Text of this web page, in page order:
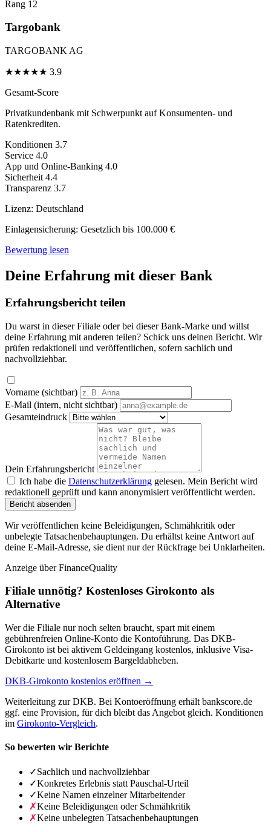
Rang 12
Targobank
TARGOBANK AG
★★★★★ 3.9
Gesamt-Score
Privatkundenbank mit Schwerpunkt auf Konsumenten- und
Ratenkrediten.
Konditionen 3.7
Service 4.0
App und Online-Banking 4.0
Sicherheit 4.4
Transparenz 3.7
Lizenz: Deutschland
Einlagensicherung: Gesetzlich bis 100.000 €
Bewertung lesen
Deine Erfahrung mit dieser Bank
Erfahrungsbericht teilen
Du warst in dieser Filiale oder bei dieser Bank-Marke und willst
deine Erfahrung mit anderen teilen? Schick uns deinen Bericht. Wir
prüfen redaktionell und veröffentlichen, sofern sachlich und
nachvollziehbar.
Vorname (sichtbar)
E-Mail (intern, nicht sichtbar)
Gesamteindruck
Dein Erfahrungsbericht
Ich habe die Datenschutzerklärung gelesen. Mein Bericht wird
redaktionell geprüft und kann anonymisiert veröffentlicht werden.
Bericht absenden
Wir veröffentlichen keine Beleidigungen, Schmähkritik oder
unbelegte Tatsachenbehauptungen. Du erhältst keine Antwort auf
deine E-Mail-Adresse, sie dient nur der Rückfrage bei Unklarheiten.
Anzeige über FinanceQuality
Filiale unnötig? Kostenloses Girokonto als
Alternative
Wer die Filiale nur noch selten braucht, spart mit einem
gebührenfreien Online-Konto die Kontoführung. Das DKB-
Girokonto ist bei aktivem Geldeingang kostenlos, inklusive Visa-
Debitkarte und kostenlosem Bargeldabheben.
DKB-Girokonto kostenlos eröffnen →
Weiterleitung zur DKB. Bei Kontoeröffnung erhält bankscore.de
ggf. eine Provision, für dich bleibt das Angebot gleich. Konditionen
im Girokonto-Vergleich.
So bewerten wir Berichte
✓Sachlich und nachvollziehbar
✓Konkretes Erlebnis statt Pauschal-Urteil
✓Keine Namen einzelner Mitarbeitender
✗Keine Beleidigungen oder Schmähkritik
✗Keine unbelegten Tatsachenbehauptungen